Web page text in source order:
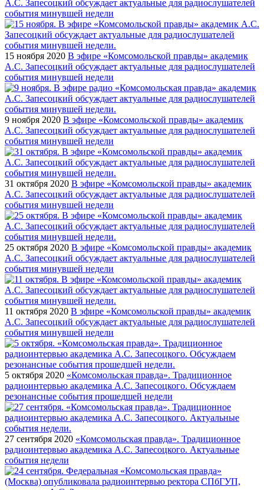
А.С. Запесоцкий обсуждает актуальные для радиослушателей
события минувшей недели
15 ноября 2020 В эфире «Комсомольской правды» академик
А.С. Запесоцкий обсуждает актуальные для радиослушателей
события минувшей недели
9 ноября 2020 В эфире «Комсомольской правды» академик
А.С. Запесоцкий обсуждает актуальные для радиослушателей
события минувшей недели
31 октября 2020 В эфире «Комсомольской правды» академик
А.С. Запесоцкий обсуждает актуальные для радиослушателей
события минувшей недели
25 октября 2020 В эфире «Комсомольской правды» академик
А.С. Запесоцкий обсуждает актуальные для радиослушателей
события минувшей недели
11 октября 2020 В эфире «Комсомольской правды» академик
А.С. Запесоцкий обсуждает актуальные для радиослушателей
события минувшей недели
5 октября 2020 «Комсомольская правда». Традиционное
радиоинтервью академика А.С. Запесоцкого. Обсуждаем
резонансные события прошедшей недели
27 сентября 2020 «Комсомольская правда». Традиционное
радиоинтервью академика А.С. Запесоцкого. Актуальные
события недели